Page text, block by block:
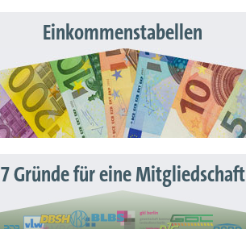
Einkommenstabellen
7 Gründe für eine Mitgliedschaft